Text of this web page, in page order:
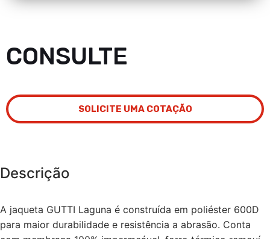
CONSULTE
SOLICITE UMA COTAÇÃO
Descrição
A jaqueta GUTTI Laguna é construí­da em poliéster 600D
para maior durabilidade e resistência a abrasão. Conta